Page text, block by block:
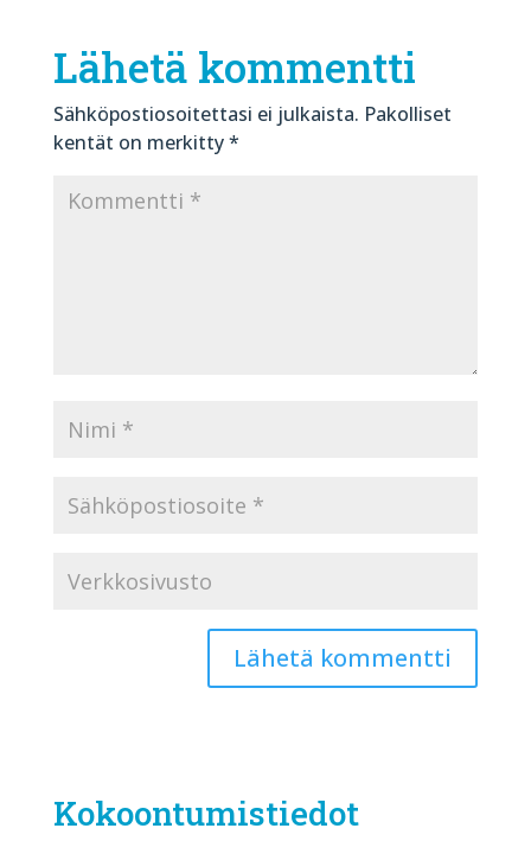
Lähetä kommentti
Sähköpostiosoitettasi ei julkaista. Pakolliset
kentät on merkitty*
Kokoontumistiedot